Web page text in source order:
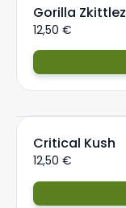
Gorilla Zkittlez
12,50 €
Critical Kush
12,50 €